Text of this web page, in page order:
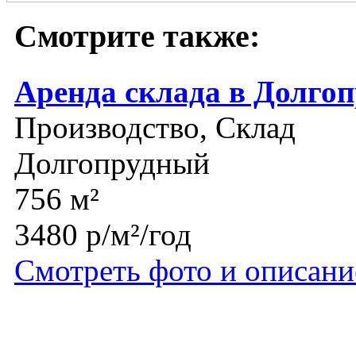
Смотрите также:
Аренда склада в
Производство, Склад
Долгопрудный
756 м²
3480 р/м²/год
Смотреть фото и